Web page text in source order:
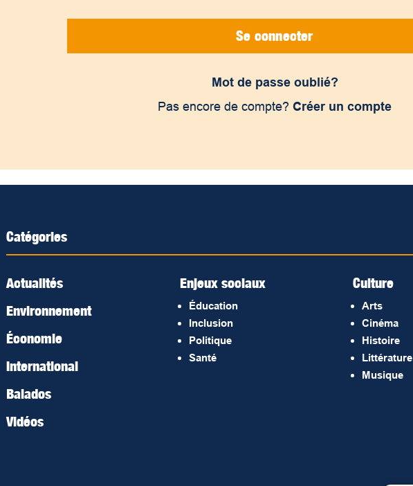
Se connecter
Mot de passe oublié?
Pas encore de compte? Créer un compte
Catégories
Actualités
Environnement
Économie
International
Balados
Vidéos
Enjeux sociaux
Éducation
Inclusion
Politique
Santé
Culture
Arts
Cinéma
Histoire
Littérature
Musique